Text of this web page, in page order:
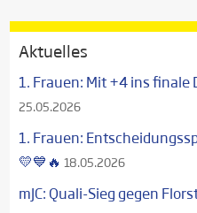
Aktuelles
1. Frauen: Mit +4 ins finale
25.05.2026
1. Frauen:
💛💙🔥 18.05.2026
mJC: Quali-Sieg gegen